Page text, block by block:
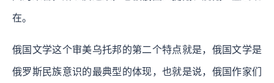
在。
俄国文学这个审美乌托邦的第二个特点就是，俄国文学是
俄罗斯民族意识的最典型的体现，也就是说，俄国作家们